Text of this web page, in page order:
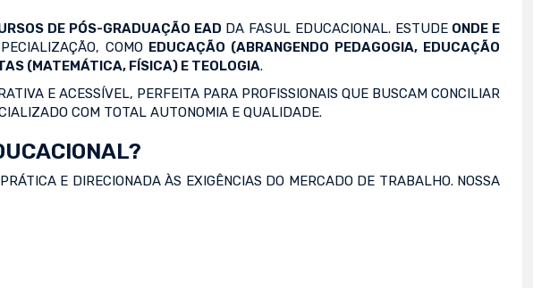
DE PÓS-GRADUAÇÃO EAD DA FASUL EDUCACIONAL. ESTUDE ONDE E
COMO EDUCAÇÃO (ABRANGENDO PEDAGOGIA, EDUCAÇÃO
(MATEMÁTICA, FÍSICA) E TEOLOGIA.
E ACESSÍVEL, PERFEITA PARA PROFISSIONAIS QUE BUSCAM CONCILIAR
COM TOTAL AUTONOMIA E QUALIDADE.
E DIRECIONADA ÀS EXIGÊNCIAS DO MERCADO DE TRABALHO. NOSSA